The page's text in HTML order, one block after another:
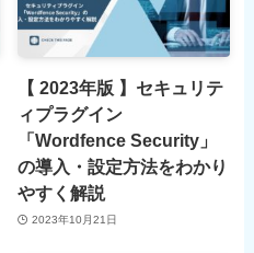
【 2023年版 】セキュリテ
ィプラグイン
「Wordfence Security」
の導入・設定方法をわかり
やすく解説
2023年10月21日